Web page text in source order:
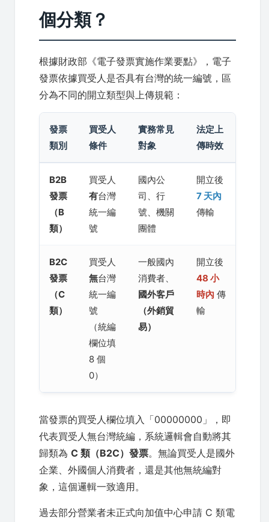
個分類？
根據財政部《電子發票實施作業要點》，電子
發票依據買受人是否具有台灣的統一編號，區
分為不同的開立類型與上傳規範：
發票
類別
買受人
條件
實務常見
對象
法定上
傳時效
B2B
發票
（B
類）
買受人
有台灣
統一編
號
國內公
司、行
號、機關
團體
開立後
7 天內
傳輸
B2C
發票
（C
類）
買受人
無台灣
統一編
號
（統編
欄位填
8 個
0）
一般國內
消費者、
國外客戶
（外銷貿
易）
開立後
48 小
時內 傳
輸
當發票的買受人欄位填入「00000000」，即
代表買受人無台灣統編，系統邏輯會自動將其
歸類為 C 類（B2C）發票。無論買受人是國外
企業、外國個人消費者，還是其他無統編對
象，這個邏輯一致適用。
過去部分營業者未正式向加值中心申請 C 類電